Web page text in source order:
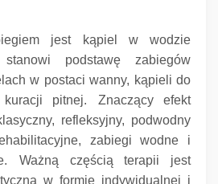
jest kąpiel w wodzie
podstawę zabiegów
w postaci wanny, kąpieli do
pitnej.
Znaczący efekt
refleksyjny, podwodny
zabiegi wodne i
Ważną częścią terapii jest
w formie indywidualnej i